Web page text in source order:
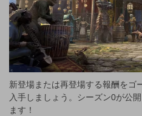
新登場または再登場する報酬をゴ
入手しましょう。シーズン0が公
ます！